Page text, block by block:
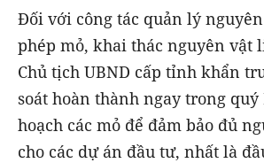
Đối với công tác quản lý
phép mỏ, khai thác nguyên vật
Chủ tịch UBND cấp tỉnh khẩn
soát hoàn thành ngay trong
hoạch các mỏ để đảm bảo đủ
cho các dự án đầu tư, nhất là